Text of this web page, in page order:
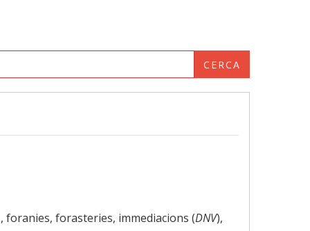
CERCA
foranies, forasteries, immediacions (DNV),